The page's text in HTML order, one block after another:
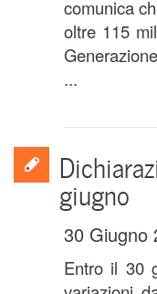
comunica
oltre 115
...
giugno
30 Giugno
Entro il 30